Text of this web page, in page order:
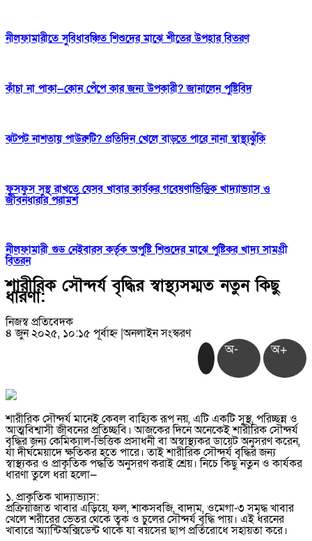
নীলফামারীতে সুবিধাবঞ্চিত শিশুদের মাঝে শীতের উপহার বিতরণ
কাঁচা না পাকা—কোন পেঁপে কার জন্য উপকারী? জানালেন পুষ্টিবিদ
ঝটপট নাশতায় পাউরুটি? প্রতিদিন খেলে বাড়তে পারে নানা স্বাস্থ্যঝুঁকি
ফুসফুস সুস্থ রাখতে যেসব খাবার কার্যকর গবেষণাভিত্তিক খাদ্যাভ্যাস ও
জীবনধারার পরামর্শ
নীলফামারী গুড নেইবারস কর্তৃক অপুষ্টি শিশুদের মাঝে পুষ্টিকর খাদ্য সামগ্রী
বিতরন
শারীরিক সৌন্দর্য বৃদ্ধির স্বাস্থ্যসম্মত নতুন কিছু
ধারণা:
নিজস্ব প্রতিবেদক
৪ জুন ২০২৫, ১০:১৫ পূর্বাহ্ন|অনলাইন সংস্করণ
অ- অ+
শারীরিক সৌন্দর্য মানেই কেবল বাহ্যিক রূপ নয়, এটি একটি সুস্থ, পরিচ্ছন্ন ও
আত্মবিশ্বাসী জীবনের প্রতিচ্ছবি। আজকের দিনে অনেকেই শারীরিক সৌন্দর্য
বৃদ্ধির জন্য কেমিক্যাল-ভিত্তিক প্রসাধনী বা অস্বাস্থ্যকর ডায়েট অনুসরণ করেন,
যা দীর্ঘমেয়াদে ক্ষতিকর হতে পারে। তাই শারীরিক সৌন্দর্য বৃদ্ধির জন্য
স্বাস্থ্যকর ও প্রাকৃতিক পদ্ধতি অনুসরণ করাই শ্রেয়। নিচে কিছু নতুন ও কার্যকর
ধারণা তুলে ধরা হলো—
১. প্রাকৃতিক খাদ্যাভ্যাস:
প্রক্রিয়াজাত খাবার এড়িয়ে, ফল, শাকসবজি, বাদাম, ওমেগা-৩ সমৃদ্ধ খাবার
খেলে শরীরের ভেতর থেকে ত্বক ও চুলের সৌন্দর্য বৃদ্ধি পায়। এই ধরনের
খাবারে অ্যান্টিঅক্সিডেন্ট থাকে যা বয়সের ছাপ প্রতিরোধে সহায়তা করে।